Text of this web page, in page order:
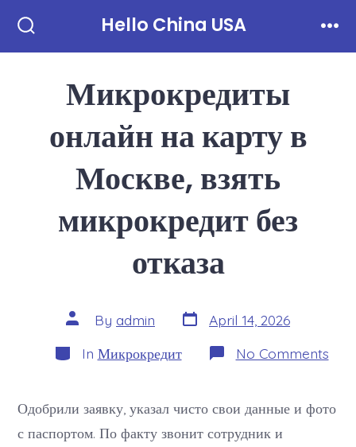
Toggle
Hello China USA
Микрокредиты
онлайн на карту в
Москве, взять
микрокредит без
отказа
Post
author
By admin Post
date
April 14, 2026
Categories
In Микрокредит No Commentson
Одобрили заявку, указал чисто свои данные и фото
с паспортом. По факту звонит сотрудник и